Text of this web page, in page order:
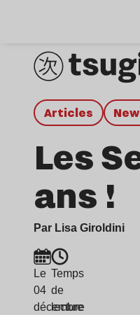
Articles
Les
ans !
Par Lisa Giroldini
Le
04
décembre
Temps
de
lecture